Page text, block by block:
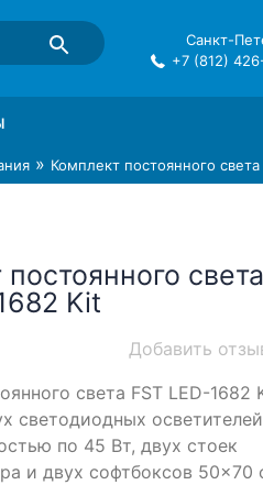
Санкт-
+7 (812)
» Комплект постоянного
света
Kit
Добавить
света FST LED-1682
светодиодных
по 45 Вт, двух стоек
и двух софтбоксов 50×70